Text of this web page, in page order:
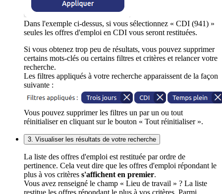
Dans l'exemple ci-dessus, si vous sélectionnez « CDI (941) »
seules les offres d'emploi en CDI vous seront restituées.
Si vous obtenez trop peu de résultats, vous pouvez supprimer
certains mots-clés ou certains filtres et critères et relancer votre
recherche.
Les filtres appliqués à votre recherche apparaissent de la façon
suivante :
Vous pouvez supprimer les filtres un par un ou tout
réinitialiser en cliquant sur le bouton « Tout réinitialiser ».
3. Visualiser les résultats de votre recherche
La liste des offres d'emploi est restituée par ordre de
pertinence. Cela veut dire que les offres d'emploi répondant le
plus à vos critères s'affichent en premier.
Vous avez renseigné le champ « Lieu de travail » ? La liste
restitue les offres répondant le plus à vos critères. Parmi